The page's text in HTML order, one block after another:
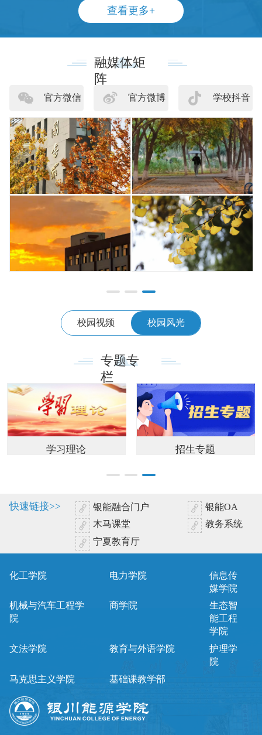
查看更多+
融媒体矩
阵
官方微信 官方微博 学校抖音
校园视频 校园风光
专题专
栏
学习理论 招生专题
快速链接>> 银能融合门户
银能OA
木马课堂
教务系统
宁夏教育厅
化工学院 电力学院
信息传
媒学院
机械与汽车工程学
院
商学院
生态智
能工程
学院
文法学院
教育与外语学院
护理学
院
马克思主义学院
基础课教学部